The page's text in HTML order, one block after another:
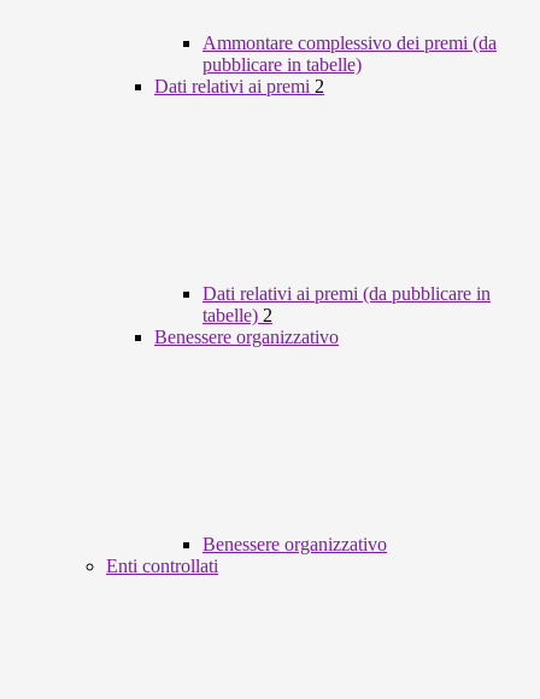
Ammontare complessivo dei premi (da
pubblicare in tabelle)
Dati relativi ai premi 2
Dati relativi ai premi (da pubblicare in
tabelle) 2
Benessere organizzativo
Benessere organizzativo
Enti controllati